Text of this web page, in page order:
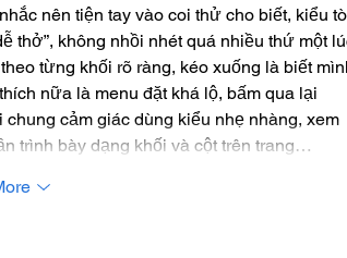
nên tiện tay vào coi thử cho biết, kiểu tò
thở”, không nhồi nhét quá nhiều thứ một
từng khối rõ ràng, kéo xuống là biết
nữa là menu đặt khá lộ, bấm qua lại
cảm giác dùng kiểu nhẹ nhàng, xem
trình bày dạng khối và cột trên trang…